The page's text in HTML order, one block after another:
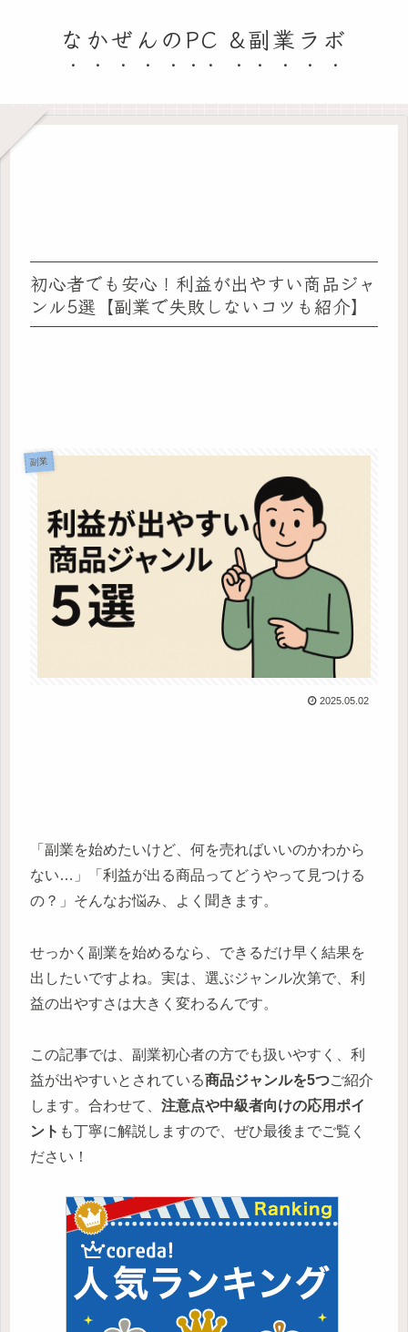
なかぜんのPC &副業ラボ
初心者でも安心！利益が出やすい商品ジャ
ンル5選【副業で失敗しないコツも紹介】
副業
2025.05.02
「副業を始めたいけど、何を売ればいいのかわから
ない…」「利益が出る商品ってどうやって見つける
の？」そんなお悩み、よく聞きます。
せっかく副業を始めるなら、できるだけ早く結果を
出したいですよね。実は、選ぶジャンル次第で、利
益の出やすさは大きく変わるんです。
この記事では、副業初心者の方でも扱いやすく、利
益が出やすいとされている商品ジャンルを5つご紹介
します。合わせて、 注意点や中級者向けの応用ポイ
ント も丁寧に解説しますので、ぜひ最後までご覧く
ださい！